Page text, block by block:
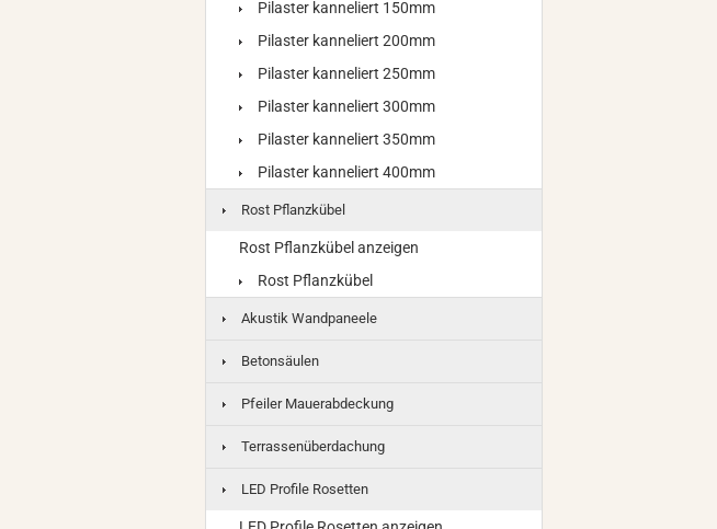
Pilaster kanneliert 150mm
Pilaster kanneliert 200mm
Pilaster kanneliert 250mm
Pilaster kanneliert 300mm
Pilaster kanneliert 350mm
Pilaster kanneliert 400mm
Rost Pflanzkübel
Rost Pflanzkübel anzeigen
Rost Pflanzkübel
Akustik Wandpaneele
Betonsäulen
Pfeiler Mauerabdeckung
Terrassenüberdachung
LED Profile Rosetten